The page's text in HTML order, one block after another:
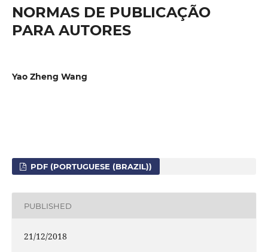
NORMAS DE PUBLICAÇÃO
PARA AUTORES
Yao Zheng Wang
PDF (PORTUGUESE (BRAZIL))
PUBLISHED
21/12/2018